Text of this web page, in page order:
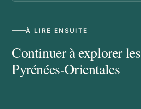
À LIRE ENSUITE
Continuer à explorer les
Pyrénées-Orientales